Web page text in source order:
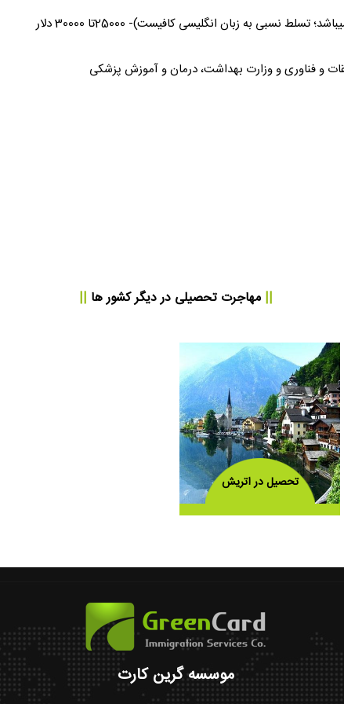
نسبی به زبان انگلیسی کافیست)- 25000تا 30000 دلار
و فناوری و وزارت بهداشت، درمان و آموزش پزشکی
||مهاجرت تحصیلی در دیگر کشور ها ||
تحصیل در اتریش
موسسه گرین کارت